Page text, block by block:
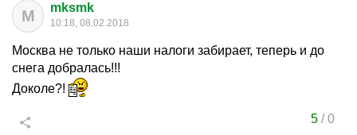
M mksmk
10:18, 08.02.2018
Москва не только наши налоги забирает, теперь и до
снега добралась!!!
Доколе?!
5/0